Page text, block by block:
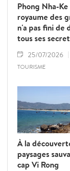
Phong Nha-
royaume des
n'a pas fini de
tous ses
25/07/2026
TOURISME
À la
paysages
cap Vi Rong